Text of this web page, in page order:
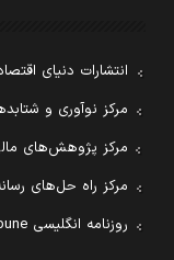
انتشارات دنیای
مرکز نوآوری و
مرکز پژوهش‌های
مرکز راه حل‌های
روزنامه انگلیسی Financial Tribune